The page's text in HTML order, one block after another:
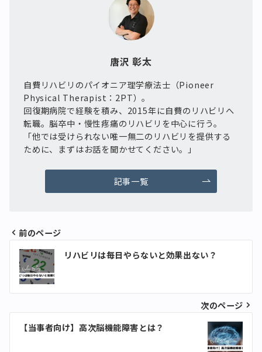
唐沢 彰太
自費リハビリのパイオニア理学療法士（Pioneer
Physical Therapist：2PT）。
回復期病院で経験を積み、2015年に自費のリハビリへ
転職。脳卒中・慢性疼痛のリハビリを中心に行う。
「他では受けられない唯一無二のリハビリを提供する
ために、まずはお話を聞かせてください。」
記事一覧
投
稿
ナ
前のページ
リハビリは毎日やらないと効果出ない？
次のページ
【当事者向け】高次脳機能障害とは？